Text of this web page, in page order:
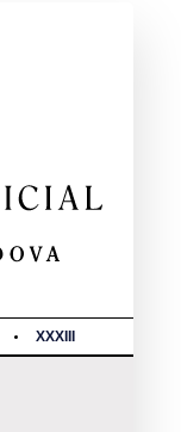
XXXIII